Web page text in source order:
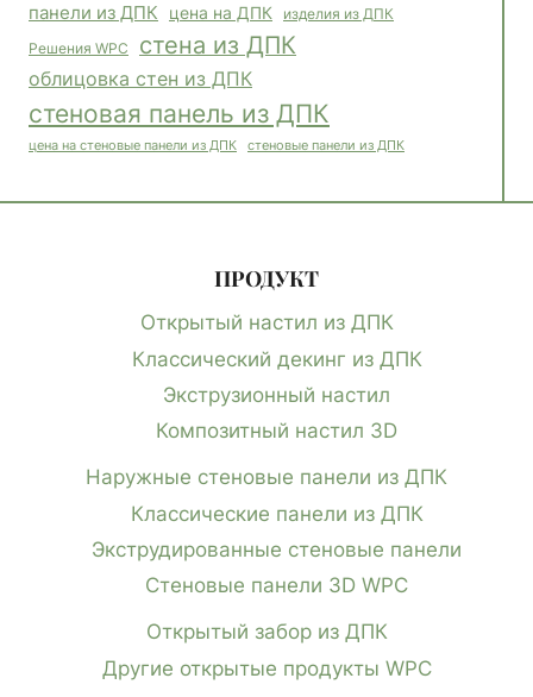
панели из ДПК цена на ДПК изделия из ДПК
Решения WPC стена из ДПК
облицовка стен из ДПК
стеновая панель из ДПК
цена на стеновые панели из ДПК стеновые панели из ДПК
ПРОДУКТ
Открытый настил из ДПК
Классический декинг из ДПК
Экструзионный настил
Композитный настил 3D
Наружные стеновые панели из ДПК
Классические панели из ДПК
Экструдированные стеновые панели
Стеновые панели 3D WPC
Открытый забор из ДПК
Другие открытые продукты WPC